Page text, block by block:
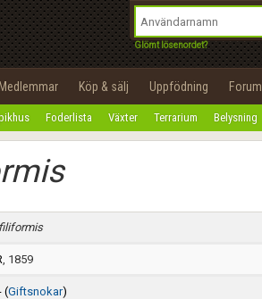
Glömt lösenordet?
Medlemmar Köp & sälj Uppfödning Forum
Foderlista Växter Terrarium Belysning
, 1859
(Giftsnokar)
Utför
100%
OK
Privacy Policy
Tillbaka till förstasidan